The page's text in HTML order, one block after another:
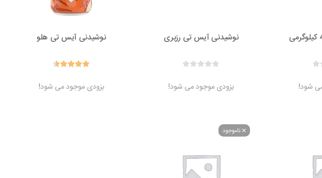
شود!
نوشیدنی آیس تی رزبری
بزودی موجود می شود!
نوشیدنی آیس تی هلو
بزودی موجود می شود!
ناموجود